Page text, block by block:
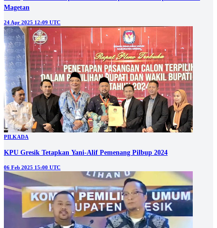
Magetan
24 Apr 2025 12:09 UTC
PILKADA
KPU Gresik Tetapkan Yani-Alif Pemenang Pilbup 2024
06 Feb 2025 15:00 UTC